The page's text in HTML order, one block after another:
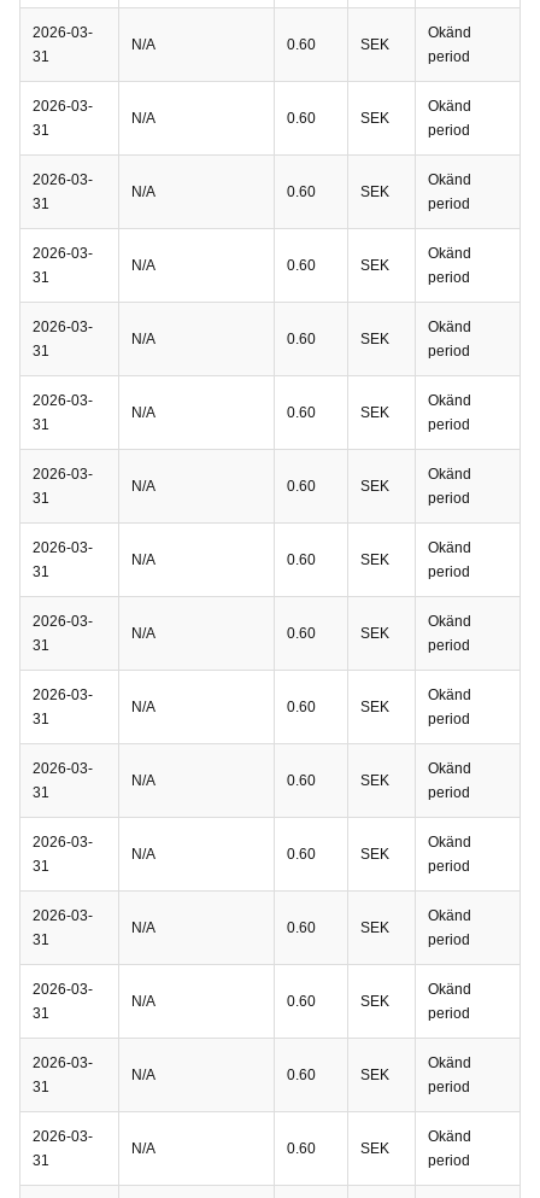
2026-03-
31
N/A 0.60 SEK
Okänd
period
2026-03-
31
N/A 0.60 SEK
Okänd
period
2026-03-
31
N/A 0.60 SEK
Okänd
period
2026-03-
31
N/A 0.60 SEK
Okänd
period
2026-03-
31
N/A 0.60 SEK
Okänd
period
2026-03-
31
N/A 0.60 SEK
Okänd
period
2026-03-
31
N/A 0.60 SEK
Okänd
period
2026-03-
31
N/A 0.60 SEK
Okänd
period
2026-03-
31
N/A 0.60 SEK
Okänd
period
2026-03-
31
N/A 0.60 SEK
Okänd
period
2026-03-
31
N/A 0.60 SEK
Okänd
period
2026-03-
31
N/A 0.60 SEK
Okänd
period
2026-03-
31
N/A 0.60 SEK
Okänd
period
2026-03-
31
N/A 0.60 SEK
Okänd
period
2026-03-
31
N/A 0.60 SEK
Okänd
period
2026-03-
31
N/A 0.60 SEK
Okänd
period